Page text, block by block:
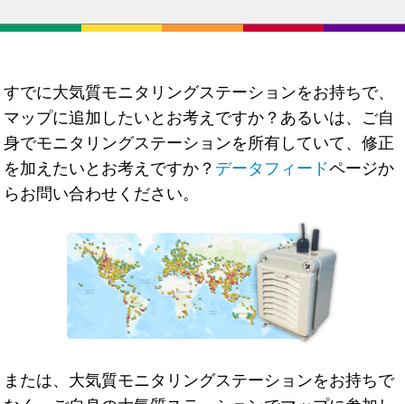
すでに大気質モニタリングステーションをお持ちで、
マップに追加したいとお考えですか？あるいは、ご自
身でモニタリングステーションを所有していて、修正
を加えたいとお考えですか？ データフィードページか
らお問い合わせください。
または、大気質モニタリングステーションをお持ちで